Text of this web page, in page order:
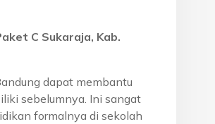
C Sukaraja, Kab.
dapat membantu
sebelumnya. Ini sangat
formalnya di sekolah